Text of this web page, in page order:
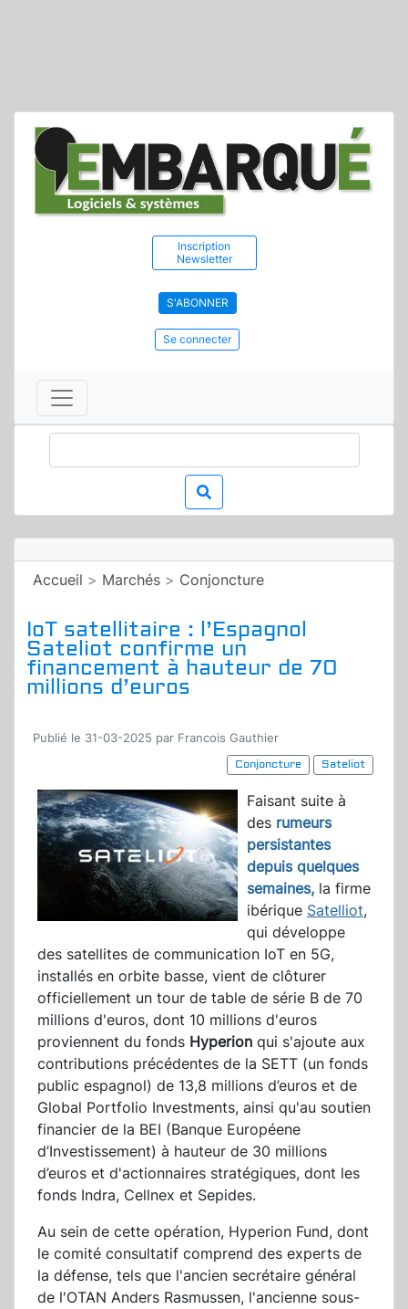
Inscription
Newsletter
S'ABONNER
Se connecter
Accueil > Marchés > Conjoncture
IoT satellitaire : l’Espagnol
Sateliot confirme un
financement à hauteur de 70
millions d’euros
Publié le 31-03-2025 par Francois Gauthier
Conjoncture
Sateliot
Faisant suite à
des rumeurs
persistantes
depuis quelques
semaines, la firme
ibérique Satelliot,
qui développe
des satellites de communication IoT en 5G,
installés en orbite basse, vient de clôturer
officiellement un tour de table de série B de 70
millions d'euros, dont 10 millions d'euros
proviennent du fonds Hyperion qui s'ajoute aux
contributions précédentes de la SETT (un fonds
public espagnol) de 13,8 millions d’euros et de
Global Portfolio Investments, ainsi qu'au soutien
financier de la BEI (Banque Européene
d’Investissement) à hauteur de 30 millions
d’euros et d'actionnaires stratégiques, dont les
fonds Indra, Cellnex et Sepides.
Au sein de cette opération, Hyperion Fund, dont
le comité consultatif comprend des experts de
la défense, tels que l'ancien secrétaire général
de l'OTAN Anders Rasmussen, l'ancienne sous-